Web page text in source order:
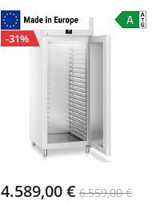
-31%
4.589,00 € 6.559,00 €